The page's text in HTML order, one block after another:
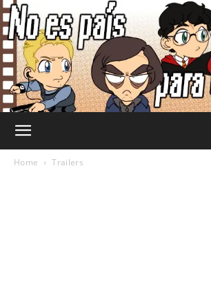
Home Trailers